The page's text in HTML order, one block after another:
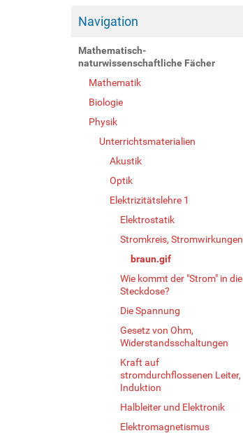
Navigation
Mathematisch-
naturwissenschaftliche Fächer
Mathematik
Biologie
Physik
Unterrichtsmaterialien
Akustik
Optik
Elektrizitätslehre 1
Elektrostatik
Stromkreis, Stromwirkungen
braun.gif
Wie kommt der "Strom" in die
Steckdose?
Die Spannung
Gesetz von Ohm,
Widerstandsschaltungen
Kraft auf
stromdurchflossenen Leiter,
Induktion
Halbleiter und Elektronik
Elektromagnetismus